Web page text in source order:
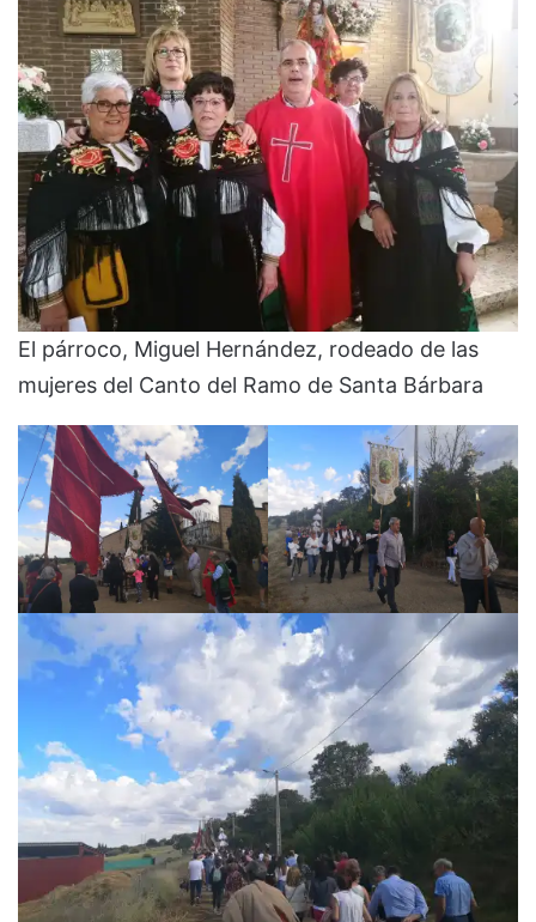
El párroco, Miguel Hernández, rodeado de las
mujeres del Canto del Ramo de Santa Bárbara